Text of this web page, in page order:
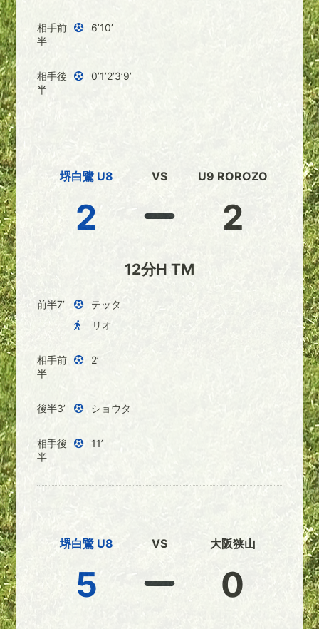
相手前
半
6’10’
相手後
半
0’1’2’3’9’
堺白鷺 U8
2
VS U9 ROROZO
2
12分H TM
前半7’
テッタ
リオ
相手前
半
2’
後半3’ ショウタ
相手後
半
11’
堺白鷺 U8
5
VS 大阪狭山
0